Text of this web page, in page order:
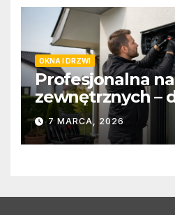
OKNA I DRZWI
Profesjonalna
zewnętrznych –
warto zlecić ją
7 MARCA, 2026